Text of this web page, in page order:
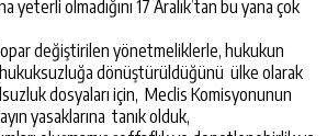
olmadığını 17 Aralık’tan bu yana çok
değiştirilen yönetmeliklerle, hukukun
hukuksuzluğa dönüştürüldüğünü ülke olarak
dosyaları için, Meclis Komisyonunun
yasaklarına tanık olduk,